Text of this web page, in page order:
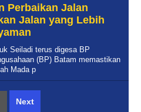
Perbaikan Jalan
Jalan yang Lebih
Seiladi terus digesa BP
(BP) Batam memastikan
Mada p
Next